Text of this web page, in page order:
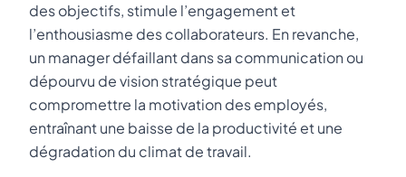
des objectifs, stimule l’engagement et
l’enthousiasme des collaborateurs. En revanche,
un manager défaillant dans sa communication ou
dépourvu de vision stratégique peut
compromettre la motivation des employés,
entraînant une baisse de la productivité et une
dégradation du climat de travail.